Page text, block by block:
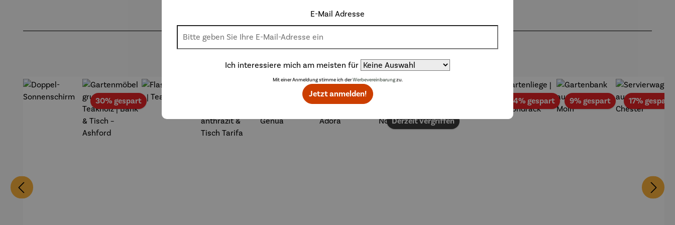
Weitere Produkte
30% gespartRabatt 26% gespart 22% gespart
Derzeit vergriffen
Rabatt14% gespartRabatt9% gespartRabatt17% gespart
E-Mail Adresse
Ich interessiere mich am meisten für
Mit einer Anmeldung stimme ich derWerbevereinbarungzu.
Jetzt anmelden!